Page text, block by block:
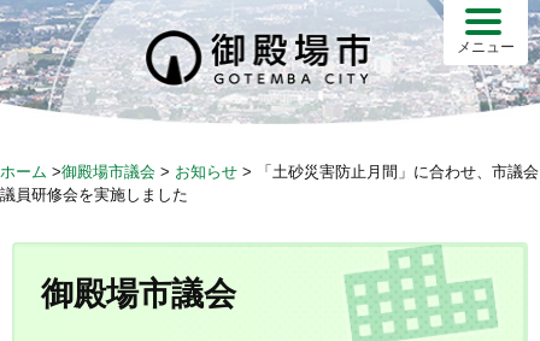
メニュー
ホーム >御殿場市議会 > お知らせ >
「土砂災害防止月間」に合わせ、市議会
議員研修会を実施しました
御殿場市議会